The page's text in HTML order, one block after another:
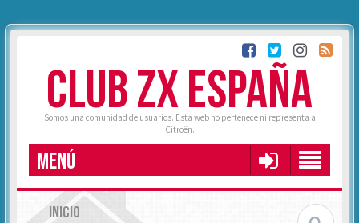
CLUB ZX ESPAÑA
Somos una comunidad de usuarios. Esta web no pertenece ni representa a
Citroën.
MENÚ
INICIO